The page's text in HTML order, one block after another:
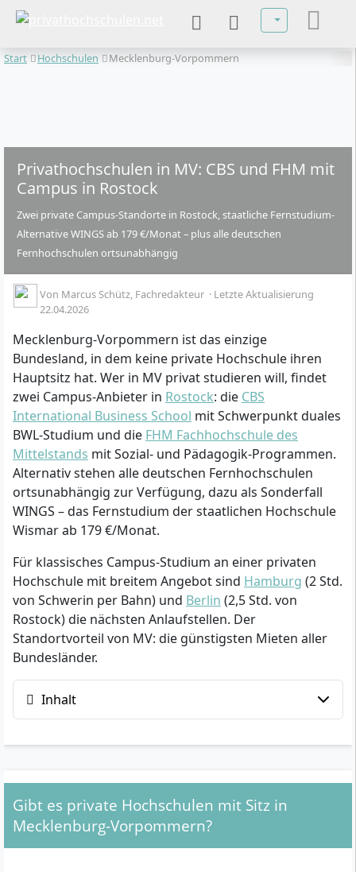
Sprache
Start Hochschulen Mecklenburg-Vorpommern
Privathochschulen in MV: CBS und FHM mit
Campus in Rostock
Zwei private Campus-Standorte in Rostock, staatliche Fernstudium-
Alternative WINGS ab 179 €/Monat – plus alle deutschen
Fernhochschulen ortsunabhängig
Von Marcus Schütz, Fachredakteur · Letzte Aktualisierung
22.04.2026
Mecklenburg-Vorpommern ist das einzige
Bundesland, in dem keine private Hochschule ihren
Hauptsitz hat. Wer in MV privat studieren will, findet
zwei Campus-Anbieter in Rostock: die CBS
International Business School mit Schwerpunkt duales
BWL-Studium und die FHM Fachhochschule des
Mittelstands mit Sozial- und Pädagogik-Programmen.
Alternativ stehen alle deutschen Fernhochschulen
ortsunabhängig zur Verfügung, dazu als Sonderfall
WINGS – das Fernstudium der staatlichen Hochschule
Wismar ab 179 €/Monat.
Für klassisches Campus-Studium an einer privaten
Hochschule mit breitem Angebot sind Hamburg (2 Std.
von Schwerin per Bahn) und Berlin (2,5 Std. von
Rostock) die nächsten Anlaufstellen. Der
Standortvorteil von MV: die günstigsten Mieten aller
Bundesländer.
Inhalt
Gibt es private Hochschulen mit Sitz in
Mecklenburg-Vorpommern?